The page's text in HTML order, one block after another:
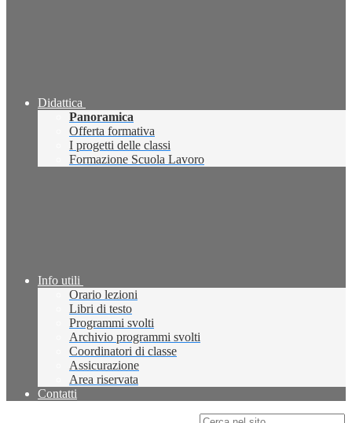
Didattica
Panoramica
Offerta formativa
I progetti delle classi
Formazione Scuola Lavoro
Info utili
Orario lezioni
Libri di testo
Programmi svolti
Archivio programmi svolti
Coordinatori di classe
Assicurazione
Area riservata
Contatti